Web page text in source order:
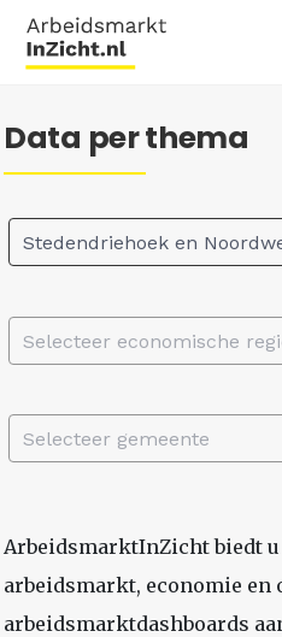
Data per thema
Stedendriehoek en
Selecteer economische
Selecteer gemeente
ArbeidsmarktInZicht biedt u
arbeidsmarkt, economie
arbeidsmarktdashboards